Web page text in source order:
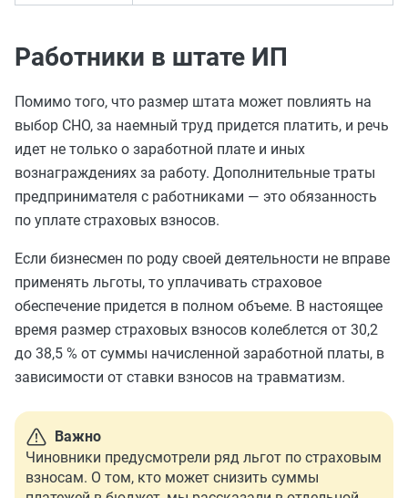
Работники в штате ИП
Помимо того, что размер штата может повлиять на
выбор СНО, за наемный труд придется платить, и речь
идет не только о заработной плате и иных
вознаграждениях за работу. Дополнительные траты
предпринимателя с работниками — это обязанность
по уплате страховых взносов.
Если бизнесмен по роду своей деятельности не вправе
применять льготы, то уплачивать страховое
обеспечение придется в полном объеме. В настоящее
время размер страховых взносов колеблется от 30,2
до 38,5 % от суммы начисленной заработной платы, в
зависимости от ставки взносов на травматизм.
Важно
Чиновники предусмотрели ряд льгот по страховым
взносам. О том, кто может снизить суммы